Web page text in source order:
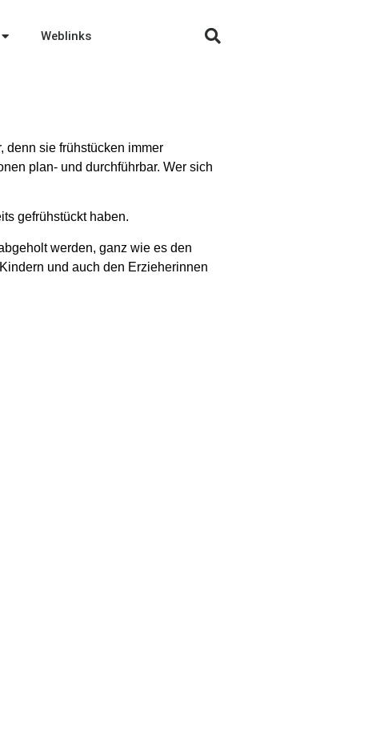
Weblinks
denn sie frühstücken immer
plan- und durchführbar. Wer sich
gefrühstückt haben.
werden, ganz wie es den
und auch den Erzieherinnen